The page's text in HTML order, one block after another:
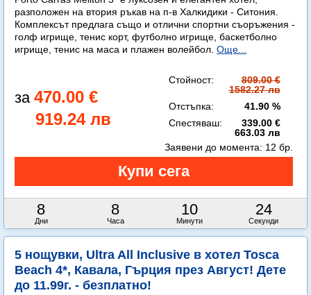
разположен на втория ръкав на п-в Халкидики - Ситония.
Комплексът предлага също и отлични спортни съоръжения -
голф игрище, тенис корт, футболно игрище, баскетболно
игрище, тенис на маса и плажен волейбол. Още...
470.00 €
919.24 лв
Стойност:
809.00 €
1582.27 лв
Отстъпка:
41.90 %
Спестяваш:
339.00 €
663.03 лв
8
Дни
8
Часа
10
Минути
23
Секунди
Заявени до момента: 12 бр.
5 нощувки, Ultra All Inclusive в хотел Tosca
Beach 4*, Кавала, Гърция през Август! Дете
до 11.99г. - безплатно!